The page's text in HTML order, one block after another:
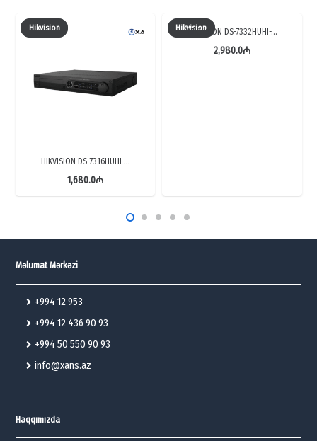
Hikvision
HIKVISION DS-7316HUHI-…
1,680.0₼
Hikvision
HIKVISION DS-7332HUHI-…
2,980.0₼
Məlumat Mərkəzi
+994 12 953
+994 12 436 90 93
+994 50 550 90 93
info@xans.az
Haqqımızda